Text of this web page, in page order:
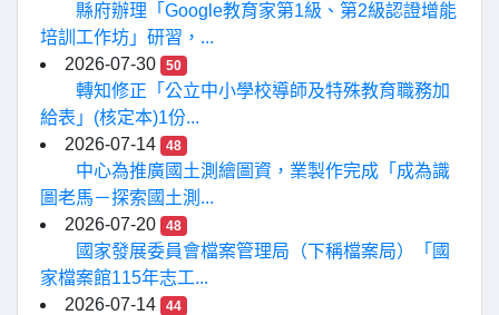
縣府辦理「Google教育家第1級、第2級認證增能
培訓工作坊」研習，...
2026-07-30
50
轉知修正「公立中小學校導師及特殊教育職務加
給表」(核定本)1份...
2026-07-14
48
中心為推廣國土測繪圖資，業製作完成「成為識
圖老馬－探索國土測...
2026-07-20
48
國家發展委員會檔案管理局（下稱檔案局）「國
家檔案館115年志工...
2026-07-14
44